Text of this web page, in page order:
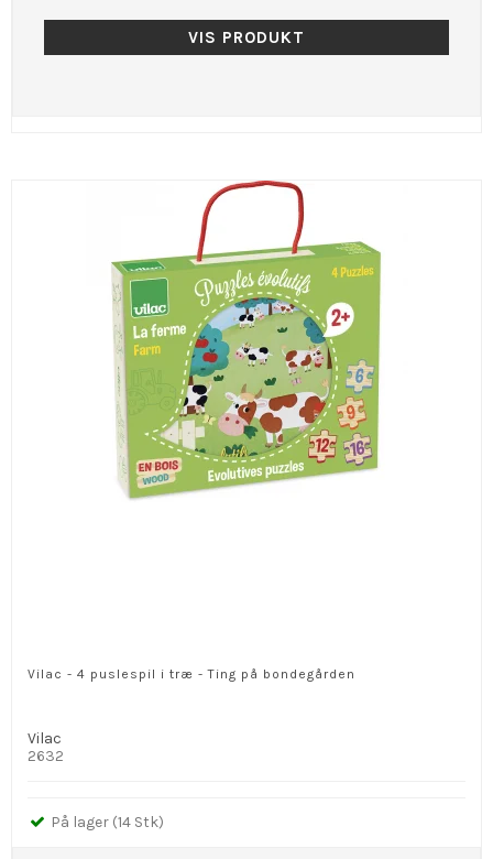
VIS PRODUKT
Vilac - 4 puslespil i træ - Ting på bondegården
Vilac
2632
På lager (14 Stk)